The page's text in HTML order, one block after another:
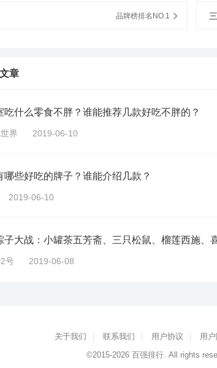
品牌榜排名NO.1
章
吃什么零食不胖？谁能推荐几款好吃不胖的？
界 2019-06-10
哪些好吃的牌子？谁能介绍几款？
2019-06-10
子大战：小罐茶五芳斋、三只松鼠、榴莲西施、
号 2019-06-08
关于我们 联系我们 用户协议 用
©2015-2026 百强排行. All rights